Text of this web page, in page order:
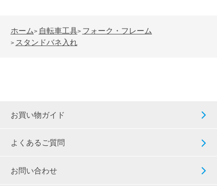
ホーム> 自転車工具> フォーク・フレーム
> スタンドバネ入れ
お買い物ガイド
よくあるご質問
お問い合わせ